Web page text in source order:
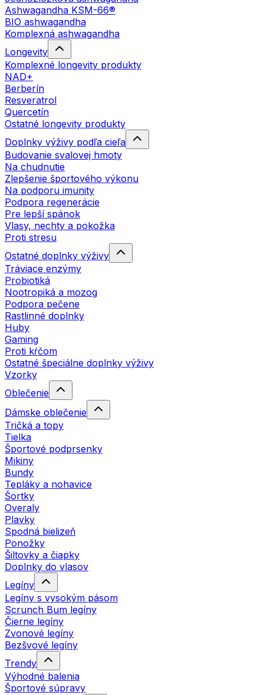
Ashwagandha KSM-66®
BIO ashwagandha
Komplexná ashwagandha
Longevity
Komplexné longevity produkty
NAD+
Berberín
Resveratrol
Quercetín
Ostatné longevity produkty
Doplnky výživy podľa cieľa
Budovanie svalovej hmoty
Na chudnutie
Zlepšenie športového výkonu
Na podporu imunity
Podpora regenerácie
Pre lepší spánok
Vlasy, nechty a pokožka
Proti stresu
Ostatné doplnky výživy
Tráviace enzýmy
Probiotiká
Nootropiká a mozog
Podpora pečene
Rastlinné doplnky
Huby
Gaming
Proti kŕčom
Ostatné špeciálne doplnky výživy
Vzorky
Oblečenie
Dámske oblečenie
Tričká a topy
Tielka
Športové podprsenky
Mikiny
Bundy
Tepláky a nohavice
Šortky
Overaly
Plavky
Spodná bielizeň
Ponožky
Šiltovky a čiapky
Doplnky do vlasov
Legíny
Legíny s vysokým pásom
Scrunch Bum legíny
Čierne legíny
Zvonové legíny
Bezšvové legíny
Trendy
Výhodné balenia
Športové súpravy